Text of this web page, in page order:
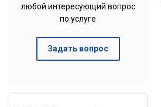
любой интересующий вопрос
по услуге
Задать вопрос